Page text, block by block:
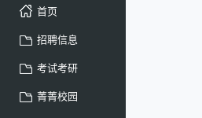
首页
招聘信息
考试考研
菁菁校园